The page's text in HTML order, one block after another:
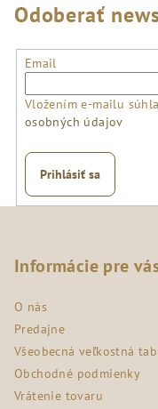
Odoberať
Email
Vložením e-mailu
osobných údajov
Prihlásiť sa
Informácie pre
O nás
Predajne
Všeobecná veľkostná
Obchodné podmienky
Vrátenie tovaru